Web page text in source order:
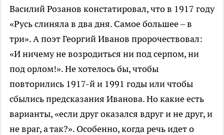
Василий Розанов констатировал, что в 1917 году
«Русь слиняла в два дня. Самое большее – в
три». А поэт Георгий Иванов пророчествовал:
«И ничему не возродиться ни под серпом, ни
под орлом!». Не хотелось бы, чтобы
повторились 1917-й и 1991 годы или чтобы
сбылись предсказания Иванова. Но какие есть
варианты, «если друг оказался вдруг и не друг, и
не враг, а так?». Особенно, когда речь идет о